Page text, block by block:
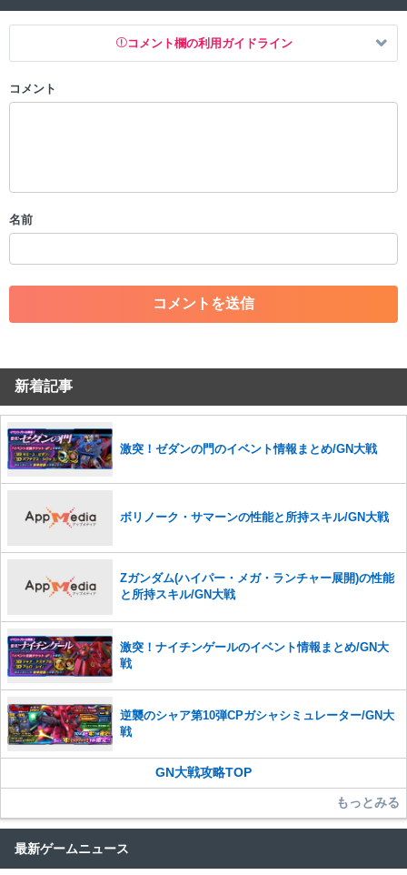
コメント欄の利用ガイドライン
以下の書き込みを禁止とし、場合によってはコメント削除や書き込み制
・一度削除された投稿を再び投稿すること
・アカウントの売買など金銭が絡む内容の投稿
・各ゲームのネタバレを含む内容の投稿
・その他、管理者が不適切と判断した投稿
コメントの削除を申請する
せていただきます。ご了承ください。
※一度削除したコメントは復元ができませんのでご注意くだ
さい。
かじめご理解くださいませ。
コメント
名前
新着記事
激突！ゼダンの門のイベント情報まとめ/GN大戦
ボリノーク・サマーンの性能と所持スキル/GN大戦
Zガンダム(ハイパー・メガ・ランチャー展開)の性能
と所持スキル/GN大戦
激突！ナイチンゲールのイベント情報まとめ/GN大
戦
逆襲のシャア第10弾CPガシャシミュレーター/GN大
戦
GN大戦攻略TOP
もっとみる
最新ゲームニュース